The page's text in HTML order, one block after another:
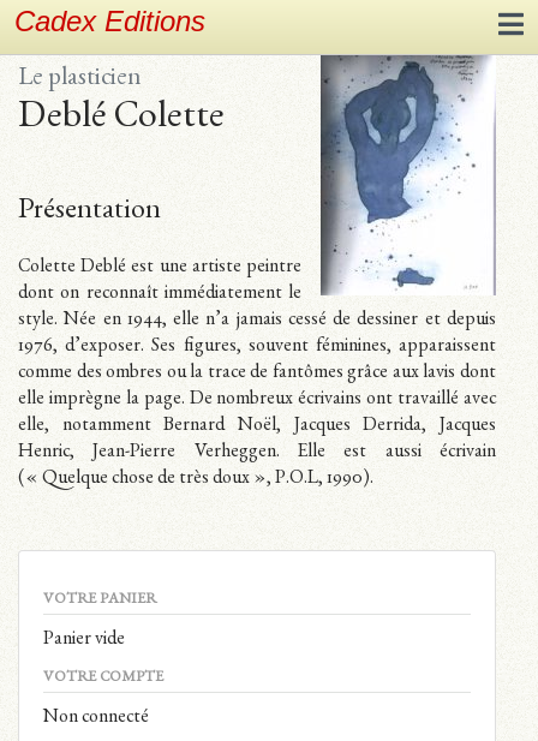
Cadex Editions
Le plasticien
Deblé Colette
Présentation
Colette Deblé est une artiste peintre
dont on reconnaît immédiatement le
style. Née en 1944, elle n’a jamais cessé de dessiner et depuis
1976, d’exposer. Ses figures, souvent féminines, apparaissent
comme des ombres ou la trace de fantômes grâce aux lavis dont
elle imprègne la page. De nombreux écrivains ont travaillé avec
elle, notamment Bernard Noël, Jacques Derrida, Jacques
Henric, Jean-Pierre Verheggen. Elle est aussi écrivain
(« Quelque chose de très doux », P.O.L, 1990).
VOTRE PANIER
Panier vide
VOTRE COMPTE
Non connecté